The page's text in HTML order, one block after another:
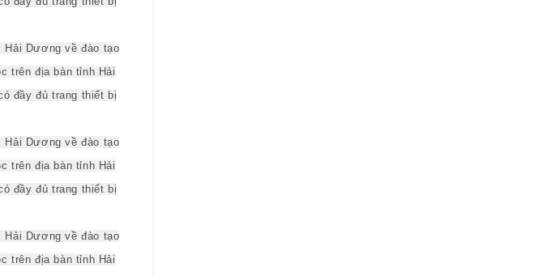
Hải Dương về đào tạo
trên địa bàn tỉnh Hải
đầy đủ trang thiết bị
Hải Dương về đào tạo
trên địa bàn tỉnh Hải
đầy đủ trang thiết bị
Hải Dương về đào tạo
trên địa bàn tỉnh Hải